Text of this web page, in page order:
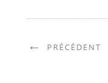
← PRÉCÉDENT